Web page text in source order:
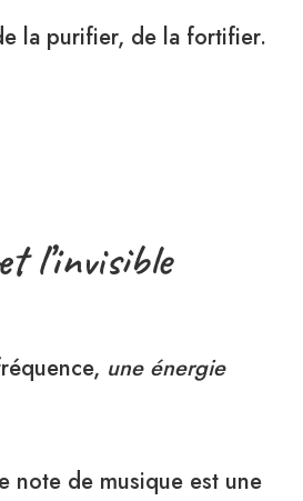
la purifier, de la fortifier.
l’invisible
une énergie
note de musique est une